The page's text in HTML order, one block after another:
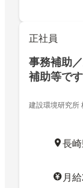
正社員
事務補助
補助等です
建設環境研究所
長
月